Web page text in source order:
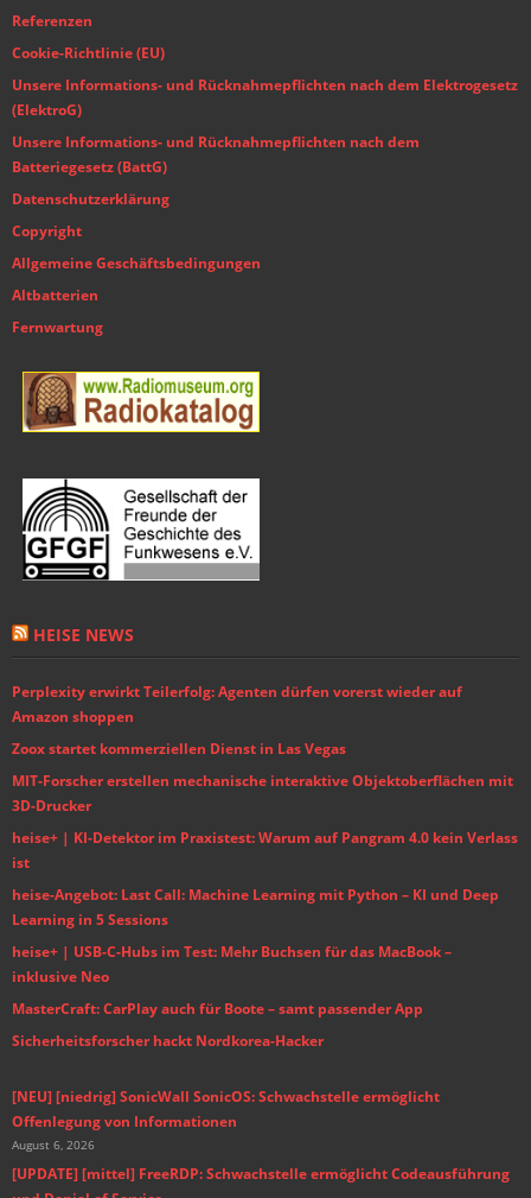
Referenzen
Cookie-Richtlinie (EU)
Unsere Informations- und Rücknahmepflichten nach dem Elektrogesetz
(ElektroG)
Unsere Informations- und Rücknahmepflichten nach dem
Batteriegesetz (BattG)
Datenschutzerklärung
Copyright
Allgemeine Geschäftsbedingungen
Altbatterien
Fernwartung
HEISE NEWS
Perplexity erwirkt Teilerfolg: Agenten dürfen vorerst wieder auf
Amazon shoppen
Zoox startet kommerziellen Dienst in Las Vegas
MIT-Forscher erstellen mechanische interaktive Objektoberflächen mit
3D-Drucker
heise+ | KI-Detektor im Praxistest: Warum auf Pangram 4.0 kein Verlass
ist
heise-Angebot: Last Call: Machine Learning mit Python – KI und Deep
Learning in 5 Sessions
heise+ | USB-C-Hubs im Test: Mehr Buchsen für das MacBook –
inklusive Neo
MasterCraft: CarPlay auch für Boote – samt passender App
Sicherheitsforscher hackt Nordkorea-Hacker
[NEU] [niedrig] SonicWall SonicOS: Schwachstelle ermöglicht
Offenlegung von Informationen
August 6, 2026
[UPDATE] [mittel] FreeRDP: Schwachstelle ermöglicht Codeausführung